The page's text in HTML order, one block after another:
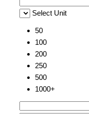
Select Unit
50
100
200
250
500
1000+